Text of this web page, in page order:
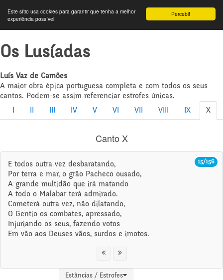
Percebi!
Este sítio usa cookies para garantir que tenha a melhor
experiência possível.
Os Lusíadas
Luís Vaz de Camões
A maior obra épica portuguesa completa e com todos os seus
cantos. Podem-se assim referenciar estrofes únicas.
IV V VI VII VIII IX X
Canto X
15/156
E todos outra vez desbaratando,
Por terra e mar, o grão Pacheco ousado,
A grande multidão que irá matando
A todo o Malabar terá admirado.
Cometerá outra vez, não dilatando,
O Gentio os combates, apressado,
Injuriando os seus, fazendo votos
Em vão aos Deuses vãos, surdos e imotos.
Estâncias / Estrofes